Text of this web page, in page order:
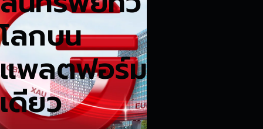
โลกบน
แพลตฟอร์ม
เดียว